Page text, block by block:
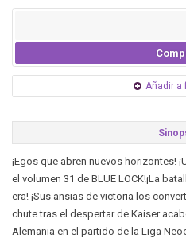
Añadir a
¡Egos que abren nuevos horizontes!
el volumen 31 de BLUE LOCK!¡La
era! ¡Sus ansias de victoria los
chute tras el despertar de Kaiser
Alemania en el partido de la Liga